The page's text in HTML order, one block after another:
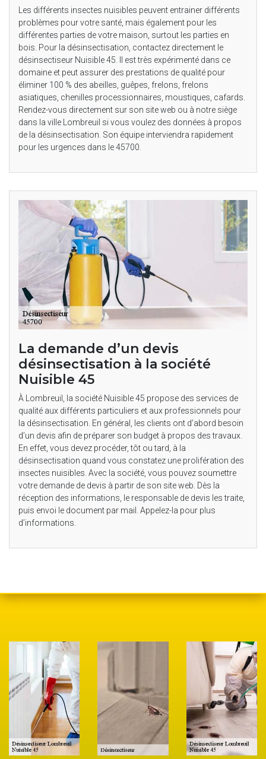
Les différents insectes nuisibles peuvent entrainer différents
problèmes pour votre santé, mais également pour les
différentes parties de votre maison, surtout les parties en
bois. Pour la désinsectisation, contactez directement le
désinsectiseur Nuisible 45. Il est très expérimenté dans ce
domaine et peut assurer des prestations de qualité pour
éliminer 100 % des abeilles, guêpes, frelons, frelons
asiatiques, chenilles processionnaires, moustiques, cafards.
Rendez-vous directement sur son site web ou à notre siège
dans la ville Lombreuil si vous voulez des données à propos
de la désinsectisation. Son équipe interviendra rapidement
pour les urgences dans le 45700.
La demande d’un devis
désinsectisation à la société
Nuisible 45
À Lombreuil, la société Nuisible 45 propose des services de
qualité aux différents particuliers et aux professionnels pour
la désinsectisation. En général, les clients ont d’abord besoin
d’un devis afin de préparer son budget à propos des travaux.
En effet, vous devez procéder, tôt ou tard, à la
désinsectisation quand vous constatez une prolifération des
insectes nuisibles. Avec la société, vous pouvez soumettre
votre demande de devis à partir de son site web. Dès la
réception des informations, le responsable de devis les traite,
puis envoi le document par mail. Appelez-la pour plus
d’informations.